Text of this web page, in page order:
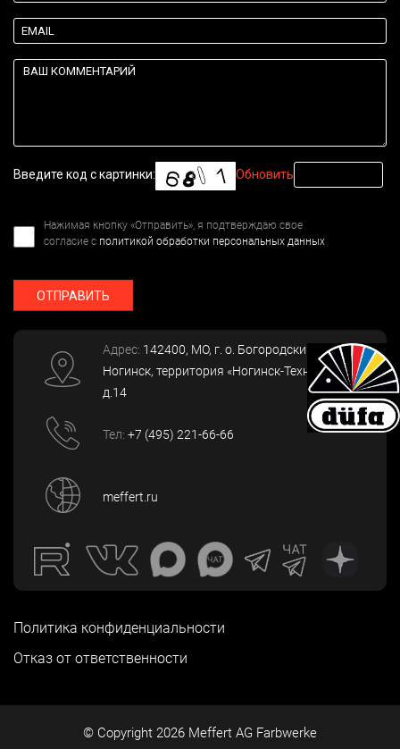
Введите код с картинки: Обновить
Нажимая кнопку «Отправить», я подтверждаю свое
согласие с политикой обработки персональных данных
ОТПРАВИТЬ
Адрес: 142400, МО, г. о. Богородский, г.
Ногинск, территория «Ногинск-Технопарк»,
д.14
Тел: +7 (495) 221-66-66
meffert.ru
Политика конфиденциальности
Отказ от ответственности
© Copyright 2026 Meffert AG Farbwerke